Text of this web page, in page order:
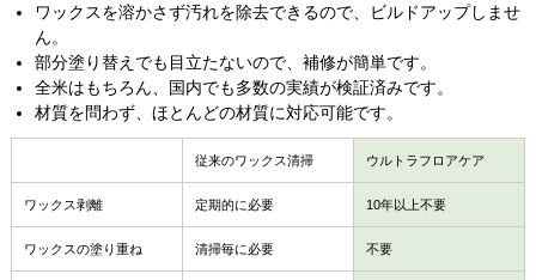
ワックスを溶かさず汚れを除去できるので、ビルドアップしませ
ん。
部分塗り替えでも目立たないので、補修が簡単です。
全米はもちろん、国内でも多数の実績が検証済みです。
材質を問わず、ほとんどの材質に対応可能です。
従来のワックス清掃 ウルトラフロアケア
ワックス剥離 定期的に必要 10年以上不要
ワックスの塗り重ね 清掃毎に必要 不要